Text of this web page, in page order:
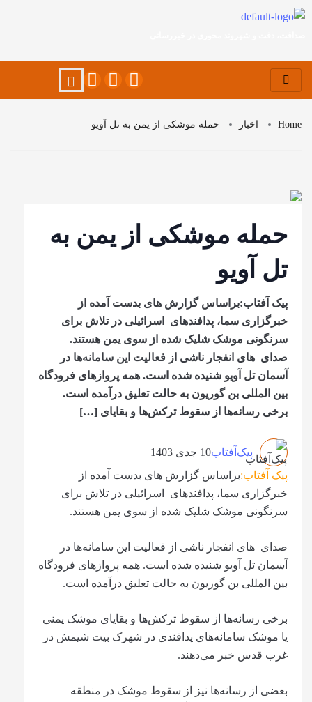
Home اخبار حمله موشکی از یمن به تل آویو
حمله موشکی از یمن به
تل آویو
پیک آفتاب:براساس گزارش های بدست آمده از
خبرگزاری سما، پدافندهای اسرائیلی در تلاش برای
سرنگونی موشک شلیک شده از سوی یمن هستند.
صدای های انفجار ناشی از فعالیت این سامانه‌ها در
آسمان تل آویو شنیده شده است. همه پروازهای فرودگاه
بین المللی بن گوریون به حالت تعلیق درآمده است.
برخی رسانه‌ها از سقوط ترکش‌ها و بقایای […]
پیک‌آفتاب10 جدی 1403
پیک آفتاب:براساس گزارش های بدست آمده از
خبرگزاری سما، پدافندهای اسرائیلی در تلاش برای
سرنگونی موشک شلیک شده از سوی یمن هستند.
صدای های انفجار ناشی از فعالیت این سامانه‌ها در
آسمان تل آویو شنیده شده است. همه پروازهای فرودگاه
بین المللی بن گوریون به حالت تعلیق درآمده است.
برخی رسانه‌ها از سقوط ترکش‌ها و بقایای موشک یمنی
یا موشک سامانه‌های پدافندی در شهرک بیت شیمش در
غرب قدس خبر می‌دهند.
بعضی از رسانه‌ها نیز از سقوط موشک در منطقه